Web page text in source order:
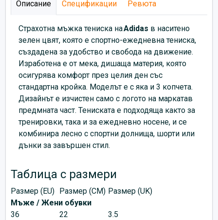
Описание Спецификации Ревюта
Страхотна мъжка тениска наAdidas в наситено
зелен цвят, която е спортно-ежедневна тениска,
създадена за удобство и свобода на движение.
Изработена е от мека, дишаща материя, която
осигурява комфорт през целия ден със
стандартна кройка. Моделът е с яка и 3 копчета.
Дизайнът е изчистен само с логото на маркатав
предмната част. Тениската е подходяща както за
тренировки, така и за ежедневно носене, и се
комбинира лесно с спортни долнища, шорти или
дънки за завършен стил.
Таблица с размери
Размер (EU) Размер (CM) Размер (UK)
Мъже / Жени обувки
36
22
3.5